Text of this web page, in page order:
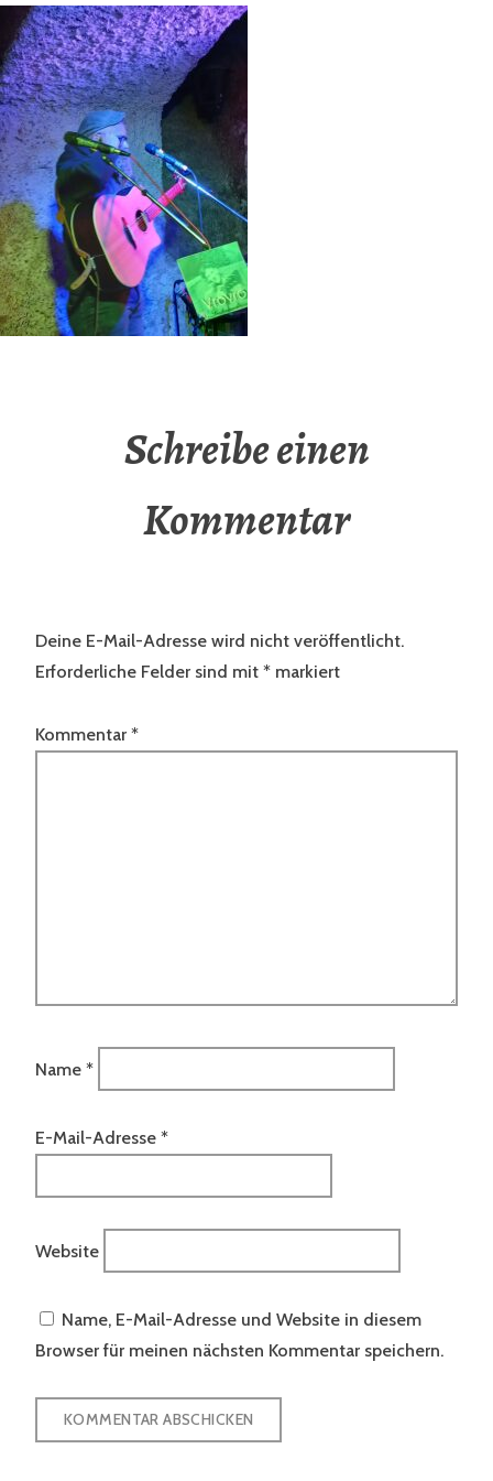
Schreibe einen
Kommentar
Deine E-Mail-Adresse wird nicht veröffentlicht.
Erforderliche Felder sind mit * markiert
Kommentar *
Name *
E-Mail-Adresse *
Website
Name, E-Mail-Adresse und Website in diesem
Browser für meinen nächsten Kommentar speichern.